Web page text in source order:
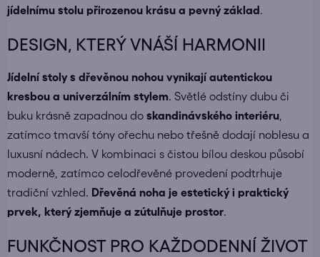
jídelnímu stolu přirozenou krásu a pevný základ
DESIGN, KTERÝ VNÁŠÍ HARMONII
Jídelní stoly s dřevěnou nohou vynikají autentickou
kresbou a univerzálním stylem. Světlé odstíny dubu či
buku krásně zapadnou do skandinávského interiéru
zatímco tmavší tóny ořechu nebo třešně dodají noblesu a
luxusní nádech. V kombinaci s čistou bílou deskou působí
moderně, zatímco celodřevěné provedení podtrhuje
tradiční vzhled. Dřevěná noha je estetický i praktický
prvek, který zjemňuje a zútulňuje prostor.
FUNKČNOST PRO KAŽDODENNÍ ŽIVOT